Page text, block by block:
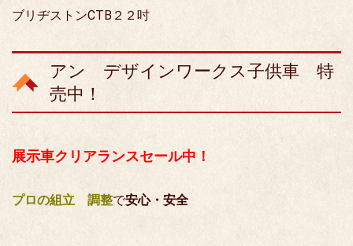
ブリヂストンCTB２２吋
アン デザインワークス子供車 特
売中！
展示車クリアランスセール中！
プロの組立 調整で安心・安全